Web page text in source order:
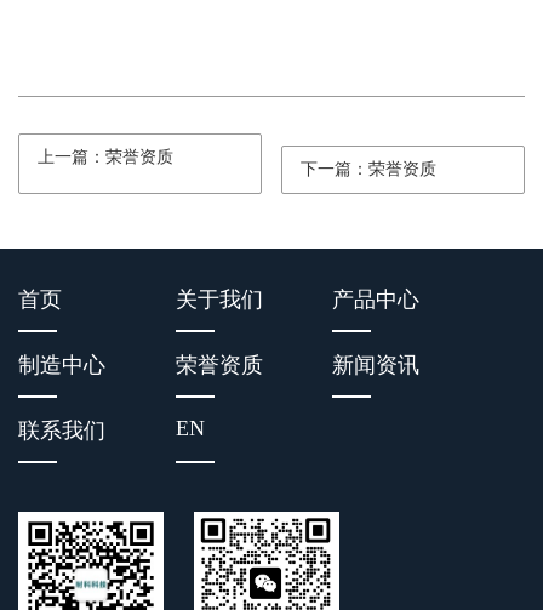
上一篇：荣誉资质
下一篇：荣誉资质
首页 关于我们 产品中心
制造中心 荣誉资质 新闻资讯
联系我们 EN